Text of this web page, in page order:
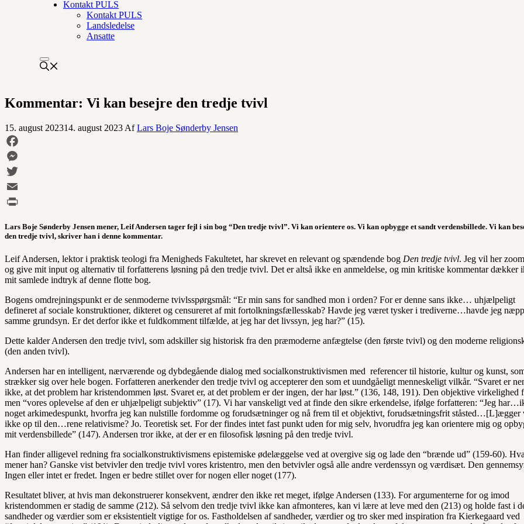
Kontakt PULS
Kontakt PULS
Landsledelse
Ansatte
Kommentar: Vi kan besejre den tredje tvivl
15. august 202314. august 2023 AfLars Boje Sønderby Jensen
Facebook
Messenger
Twitter
Email
Lars Boje Sønderby Jensen mener, Leif Andersen tager fejl i sin bog “Den tredje tvivl”. Vi kan orientere os. Vi kan opbygge et sandt verdensbillede. Vi kan
den tredje tvivl, skriver han i denne kommentar.
Leif Andersen, lektor i praktisk teologi fra Menigheds Fakultetet, har skrevet en relevant og spændende bog Den tredje tvivl. Jeg vil her
og give mit input og alternativ til forfatterens løsning på den tredje tvivl. Det er altså ikke en anmeldelse, og min kritiske kommentar dækker
mit samlede indtryk af denne flotte bog.
Bogens omdrejningspunkt er de senmoderne tvivlsspørgsmål: “Er min sans for sandhed mon i orden? For er denne sans ikke… uhjælpeligt
defineret af sociale konstruktioner, dikteret og censureret af mit fortolkningsfællesskab? Havde jeg været tysker i trediverne…havde jeg
samme grundsyn. Er det derfor ikke et fuldkomment tilfælde, at jeg har det livssyn, jeg har?” (15).
Dette kalder Andersen den tredje tvivl, som adskiller sig historisk fra den præmoderne anfægtelse (den første tvivl) og den moderne
(den anden tvivl).
Andersen har en intelligent, nærværende og dybdegående dialog med socialkonstruktivismen med referencer til historie, kultur og kunst,
strækker sig over hele bogen. Forfatteren anerkender den tredje tvivl og accepterer den som et uundgåeligt menneskeligt vilkår. “Svaret er
ikke, at det problem har kristendommen løst. Svaret er, at det problem er der ingen, der har løst.” (136, 148, 191). Den objektive virkelighed
men “vores oplevelse af den er uhjælpeligt subjektiv” (17). Vi har vanskeligt ved at finde den sikre erkendelse, ifølge forfatteren: “Jeg
noget arkimedespunkt, hvorfra jeg kan nulstille fordomme og forudsætninger og nå frem til et objektivt, forudsætningsfrit ståsted…[L]ægger
ikke op til den…rene relativisme? Jo. Teoretisk set. For der findes intet fast punkt uden for mig selv, hvorudfra jeg kan orientere mig og
mit verdensbillede” (147). Andersen tror ikke, at der er en filosofisk løsning på den tredje tvivl.
Han finder alligevel redning fra socialkonstruktivismens epistemiske ødelæggelse ved at overgive sig og lade den “brænde ud” (159-60).
mener han? Ganske vist betvivler den tredje tvivl vores kristentro, men den betvivler også alle andre verdenssyn og værdisæt. Den
Ingen eller intet er fredet. Ingen er bedre stillet over for nogen eller noget (177).
Resultatet bliver, at hvis man dekonstruerer konsekvent, ændrer den ikke ret meget, ifølge Andersen (133). For argumenterne for og imod
kristendommen er stadig de samme (212). Så selvom den tredje tvivl ikke kan afmonteres, kan vi lære at leve med den (213) og holde fast i
sandheder og værdier som er eksistentielt vigtige for os. Fastholdelsen af sandheder, værdier og tro sker med inspiration fra Kierkegaard ved